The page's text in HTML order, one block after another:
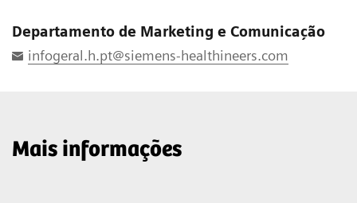
Departamento de Marketing e Comunicação
infogeral.h.pt@siemens-healthineers.com
Mais informações